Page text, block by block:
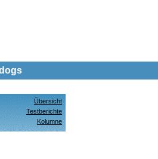
Übersicht
Testberichte
Kolumne